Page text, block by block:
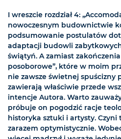
I wreszcie rozdział 4:
nowoczesnym budownictwie
podsumowanie postulatów
adaptacji budowli
świątyń. A zamiast
posoborowe”, które w moim
nie zawsze świetnej spuścizny
zawierają właściwie przede
intencje Autora. Warto
próbuje on pogodzić racje
historyka sztuki i artysty.
zarazem optymistycznie.